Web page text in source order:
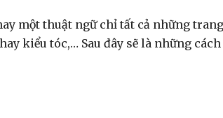
một thuật ngữ chỉ tất cả những
kiểu tóc,… Sau đây sẽ là những